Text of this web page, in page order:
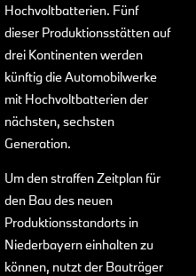
Hochvoltbatterien. Fünf
dieser Produktionsstätten auf
drei Kontinenten werden
künftig die Automobilwerke
mit Hochvoltbatterien der
nächsten, sechsten
Generation.
Um den straffen Zeitplan für
den Bau des neuen
Produktionsstandorts in
Niederbayern einhalten zu
können, nutzt der Bauträger